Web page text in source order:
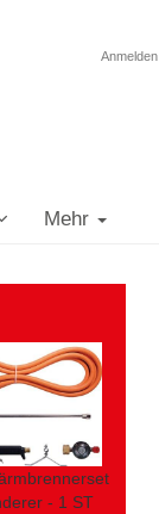
Anmelden
Mehr
- 1 ST